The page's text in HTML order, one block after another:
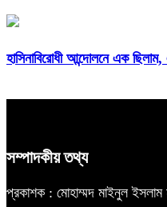
হাসিনাবিরোধী আন্দোলনে এক
সম্পাদকীয় তথ্য
প্রকাশক : মোহাম্মদ মাইনুল